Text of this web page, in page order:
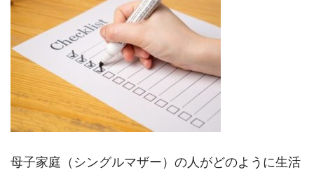
母子家庭（シングルマザー）の人がどのように生活